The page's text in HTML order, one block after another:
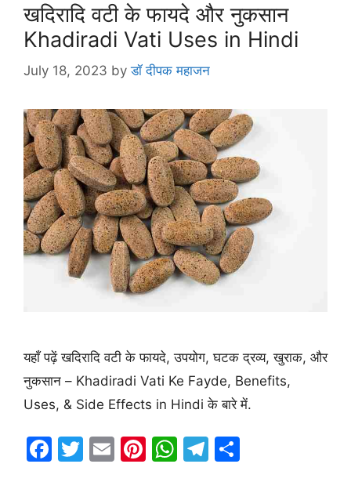
खदिरादि वटी के फायदे और नुकसान
Khadiradi Vati Uses in Hindi
July 18, 2023 byडॉ दीपक महाजन
यहाँ पढ़ें खदिरादि वटी के फायदे, उपयोग, घटक द्रव्य, खुराक, और
नुकसान – Khadiradi Vati Ke Fayde, Benefits,
Uses, & Side Effects in Hindi के बारे में.
F
T
E
Pi W T